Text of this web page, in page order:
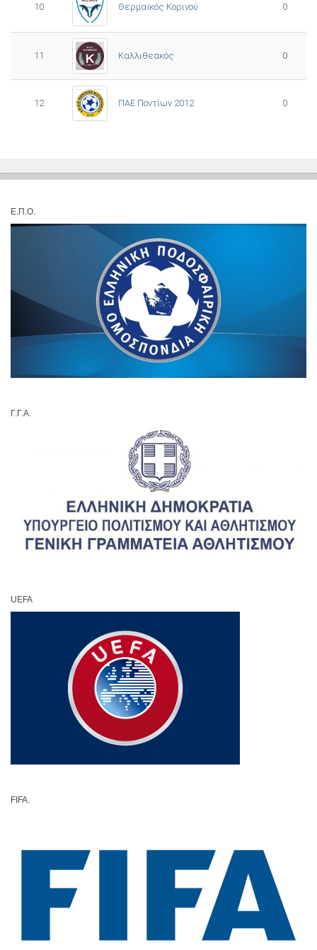
10 Θερμαϊκός Κορινού 0
11 Καλλιθεακός 0
12 ΠΑΕ Ποντίων 2012 0
Ε.Π.Ο.
Γ.Γ.Α.
UEFA
FIFA.